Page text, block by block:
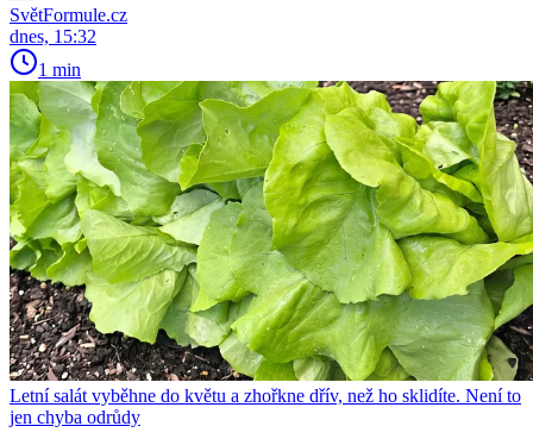
SvětFormule.cz
dnes, 15:32
1 min
Letní salát vyběhne do květu a zhořkne dřív, než ho sklidíte. Není to
jen chyba odrůdy